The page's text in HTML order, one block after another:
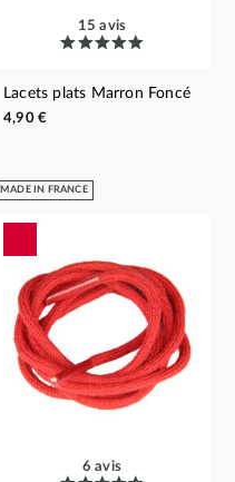
15 avis
Lacets plats Marron Foncé
4,90 €
MADE IN FRANCE
6 avis